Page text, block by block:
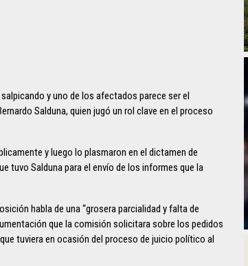
y uno de los afectados parece ser el
Salduna, quien jugó un rol clave en el proceso
y luego lo plasmaron en el dictamen de
tuvo Salduna para el envío de los informes que la
habla de una “grosera parcialidad y falta de
que la comisión solicitara sobre los pedidos
tuviera en ocasión del proceso de juicio político al